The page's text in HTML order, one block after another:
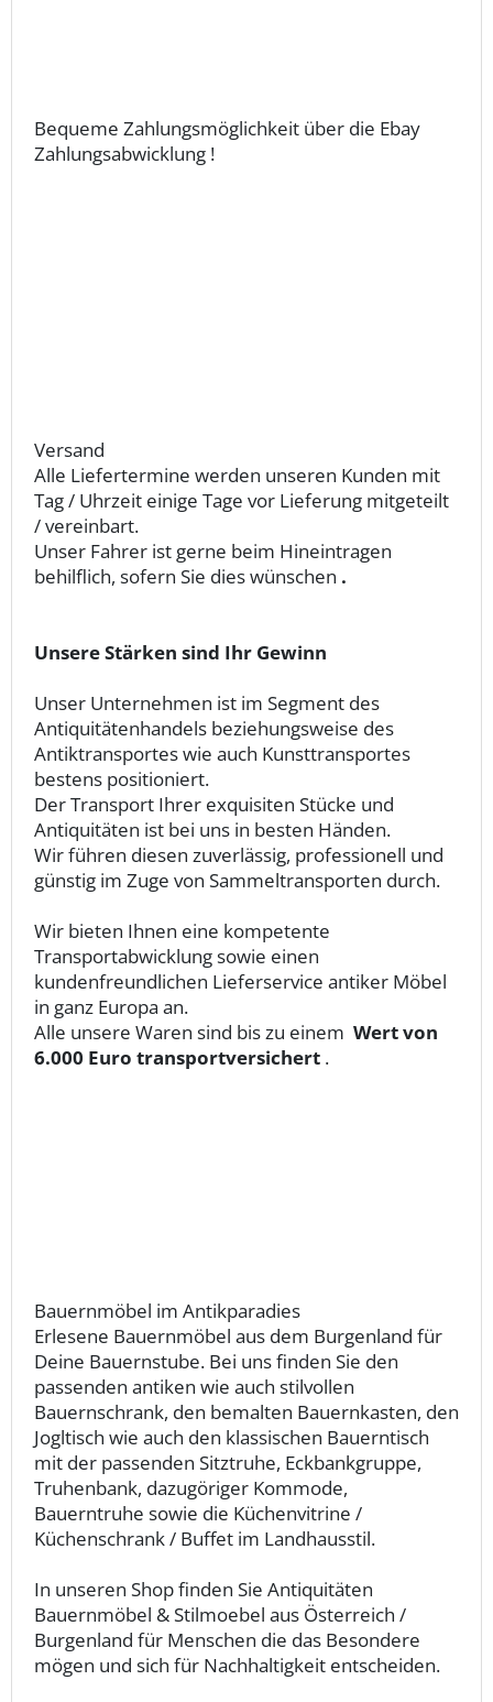
Bequeme Zahlungsmöglichkeit über die Ebay
Zahlungsabwicklung !
Versand
Alle Liefertermine werden unseren Kunden mit
Tag / Uhrzeit einige Tage vor Lieferung mitgeteilt
/ vereinbart.
Unser Fahrer ist gerne beim Hineintragen
behilflich, sofern Sie dies wünschen .
Unsere Stärken sind Ihr Gewinn
Unser Unternehmen ist im Segment des
Antiquitätenhandels beziehungsweise des
Antiktransportes wie auch Kunsttransportes
bestens positioniert.
Der Transport Ihrer exquisiten Stücke und
Antiquitäten ist bei uns in besten Händen.
Wir führen diesen zuverlässig, professionell und
günstig im Zuge von Sammeltransporten durch.
Wir bieten Ihnen eine kompetente
Transportabwicklung sowie einen
kundenfreundlichen Lieferservice antiker Möbel
in ganz Europa an.
Alle unsere Waren sind bis zu einem Wert von
6.000 Euro transportversichert .
Bauernmöbel im Antikparadies
Erlesene Bauernmöbel aus dem Burgenland für
Deine Bauernstube. Bei uns finden Sie den
passenden antiken wie auch stilvollen
Bauernschrank, den bemalten Bauernkasten, den
Jogltisch wie auch den klassischen Bauerntisch
mit der passenden Sitztruhe, Eckbankgruppe,
Truhenbank, dazugöriger Kommode,
Bauerntruhe sowie die Küchenvitrine /
Küchenschrank / Buffet im Landhausstil.
In unseren Shop finden Sie Antiquitäten
Bauernmöbel & Stilmoebel aus Österreich /
Burgenland für Menschen die das Besondere
mögen und sich für Nachhaltigkeit entscheiden.